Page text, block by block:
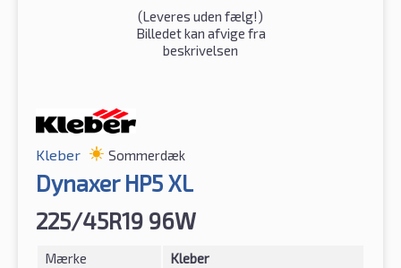
(Leveres uden fælg!)
Billedet kan afvige fra
beskrivelsen
Kleber Sommerdæk
Dynaxer HP5 XL
225/45R19 96W
Mærke
Kleber